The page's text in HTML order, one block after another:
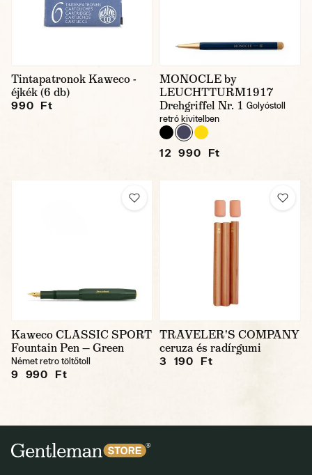
Tintapatronok Kaweco -
éjkék (6 db)
990 Ft
MONOCLE by
LEUCHTTURM1917
Drehgriffel Nr. 1 Golyóstoll
retró kivitelben
12 990 Ft
Kaweco CLASSIC SPORT
Fountain Pen — Green
Német retro töltőtoll
9 990 Ft
TRAVELER'S COMPANY
ceruza és radírgumi
3 190 Ft